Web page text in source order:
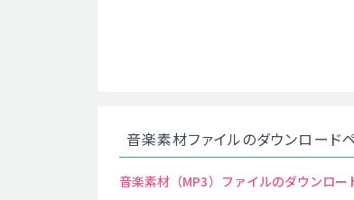
音楽素材ファイルのダウンロード
音楽素材（MP3）ファイルのダウンロー